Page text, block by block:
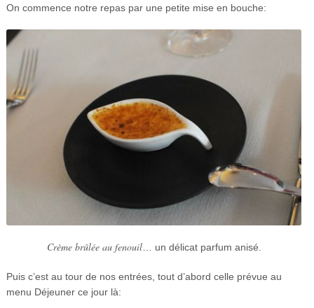
On commence notre repas par une petite mise en bouche:
Crème brûlée au fenouil… un délicat parfum anisé.
Puis c’est au tour de nos entrées, tout d’abord celle prévue au
menu Déjeuner ce jour là: